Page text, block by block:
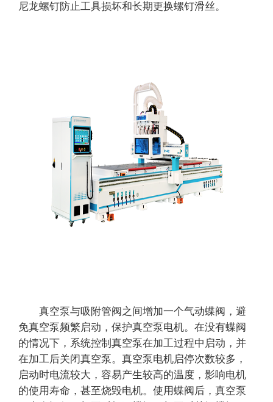
尼龙螺钉防止工具损坏和长期更换螺钉滑丝。
真空泵与吸附管阀之间增加一个气动蝶阀，避
免真空泵频繁启动，保护真空泵电机。在没有蝶阀
的情况下，系统控制真空泵在加工过程中启动，并
在加工后关闭真空泵。真空泵电机启停次数较多，
启动时电流较大，容易产生较高的温度，影响电机
的使用寿命，甚至烧毁电机。使用蝶阀后，真空泵